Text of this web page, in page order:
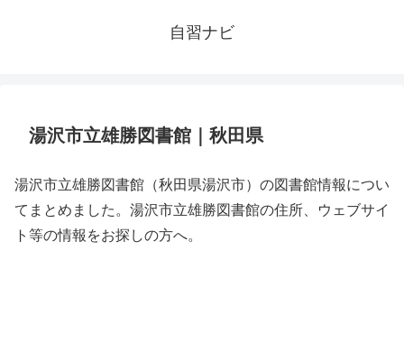
自習ナビ
湯沢市立雄勝図書館｜秋田県
湯沢市立雄勝図書館（秋田県湯沢市）の図書館情報につい
てまとめました。湯沢市立雄勝図書館の住所、ウェブサイ
ト等の情報をお探しの方へ。